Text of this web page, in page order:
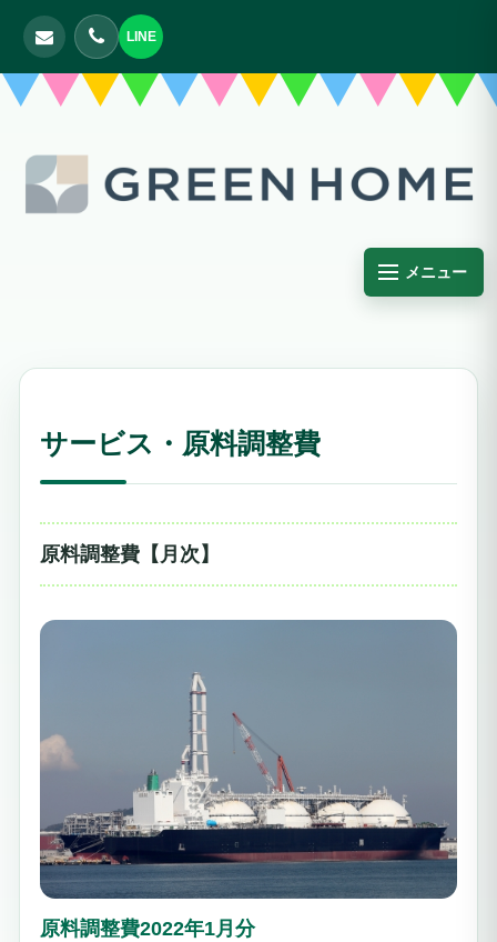
LINE
メニュー
サービス・原料調整費
原料調整費【月次】
原料調整費2022年1月分